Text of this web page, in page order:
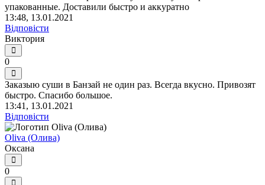
упакованные. Доставили быстро и аккуратно
13:48, 13.01.2021
Відповісти
Виктория
0
Заказыю суши в Банзай не один раз. Всегда вкусно. Привозят
быстро. Спасибо большое.
13:41, 13.01.2021
Відповісти
Oliva (Олива)
Оксана
0